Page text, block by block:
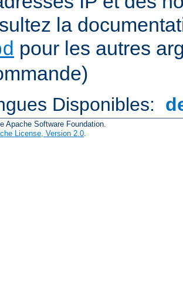
la
pour les autres
Disponibles:
Apache Software Foundation.
License, Version 2.0.